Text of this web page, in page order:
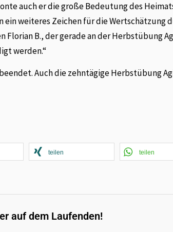
auch er die große Bedeutung des
ein weiteres Zeichen für die Wertschätzung
B., der gerade an der Herbstübung
werden.“
Auch die zehntägige Herbstübung
teilen teilen
auf dem Laufenden!